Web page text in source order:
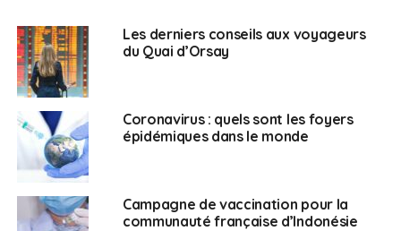
Français en Indonésie
Les derniers conseils aux voyageurs
du Quai d’Orsay
Coronavirus : quels sont les foyers
épidémiques dans le monde
Campagne de vaccination pour la
communauté française d’Indonésie